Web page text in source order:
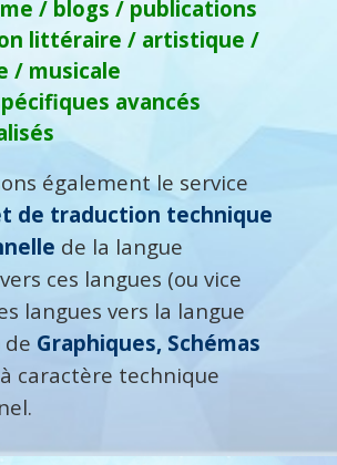
/ blogs / publications
littéraire / artistique /
/ musicale
avancés
également le service
de traduction technique
de la langue
ces langues (ou vice
langues vers la langue
de Graphiques, Schémas
à caractère technique